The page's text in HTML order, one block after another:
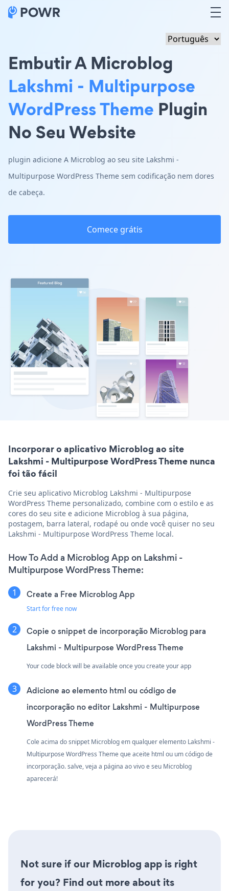
Embutir A Microblog
Lakshmi - Multipurpose
WordPress Theme Plugin
No Seu Website
plugin adicione A Microblog ao seu site Lakshmi -
Multipurpose WordPress Theme sem codificação nem dores
de cabeça.
Comece grátis
Incorporar o aplicativo Microblog ao site
Lakshmi - Multipurpose WordPress Theme nunca
foi tão fácil
Crie seu aplicativo Microblog Lakshmi - Multipurpose
WordPress Theme personalizado, combine com o estilo e as
cores do seu site e adicione Microblog à sua página,
postagem, barra lateral, rodapé ou onde você quiser no seu
Lakshmi - Multipurpose WordPress Theme local.
How To Add a Microblog App on Lakshmi -
Multipurpose WordPress Theme:
Create a Free Microblog App
Start for free now
Copie o snippet de incorporação Microblog para
Lakshmi - Multipurpose WordPress Theme
Your code block will be available once you create your app
Adicione ao elemento html ou código de
incorporação no editor Lakshmi - Multipurpose
WordPress Theme
Cole acima do snippet Microblog em qualquer elemento Lakshmi -
Multipurpose WordPress Theme que aceite html ou um código de
incorporação. salve, veja a página ao vivo e seu Microblog
aparecerá!
Not sure if our Microblog app is right
for you? Find out more about its